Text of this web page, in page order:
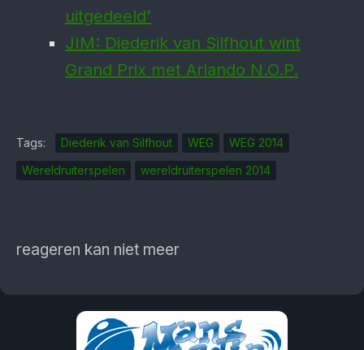
uitgedeeld'
JIM: Diederik van Silfhout wint
Grand Prix met Arlando N.O.P.
Tags: Diederik van Silfhout WEG
WEG 2014
Wereldruiterspelen
wereldruiterspelen 2014
reageren kan niet meer